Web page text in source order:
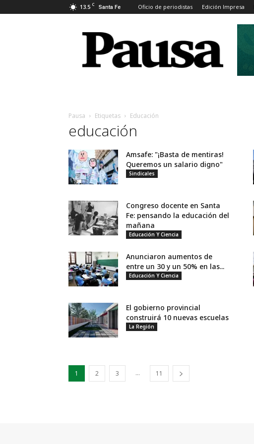
13.5 C Santa Fe Oficio de periodistas Edición Impresa
Pausa
Pausa Etiquetas Educación
educación
Amsafe: "¡Basta de mentiras!
Queremos un salario digno"
Sindicales
Congreso docente en Santa
Fe: pensando la educación del
mañana
Educación Y Ciencia
Anunciaron aumentos de
entre un 30 y un 50% en las...
Educación Y Ciencia
El gobierno provincial
construirá 10 nuevas escuelas
La Región
1 2 3 ... 11